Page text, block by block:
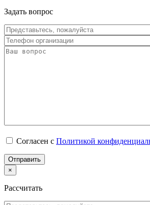
Задать вопрос
Согласен с Политикой
×
Рассчитать